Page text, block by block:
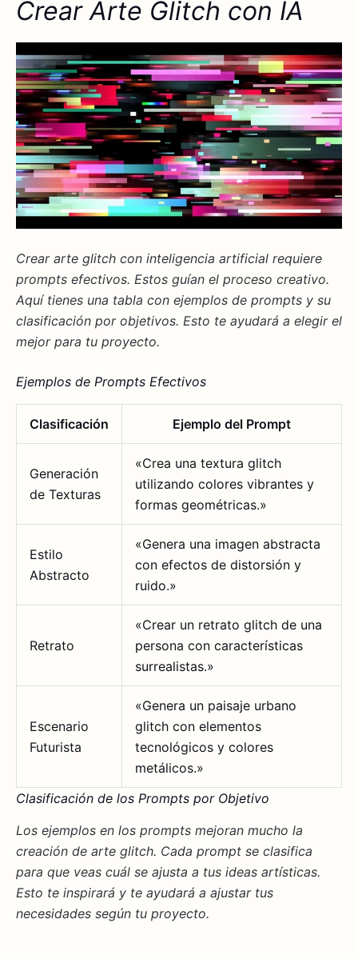
Crear Arte Glitch con IA
Crear arte glitch con inteligencia artificial requiere
prompts efectivos. Estos guían el proceso creativo.
Aquí tienes una tabla con ejemplos de prompts y su
clasificación por objetivos. Esto te ayudará a elegir el
mejor para tu proyecto.
Ejemplos de Prompts Efectivos
Clasificación Ejemplo del Prompt
Generación
de Texturas
«Crea una textura glitch
utilizando colores vibrantes y
formas geométricas.»
Estilo
Abstracto
«Genera una imagen abstracta
con efectos de distorsión y
ruido.»
Retrato
«Crear un retrato glitch de una
persona con características
surrealistas.»
Escenario
Futurista
«Genera un paisaje urbano
glitch con elementos
tecnológicos y colores
metálicos.»
Clasificación de los Prompts por Objetivo
Los ejemplos en los prompts mejoran mucho la
creación de arte glitch. Cada prompt se clasifica
para que veas cuál se ajusta a tus ideas artísticas.
Esto te inspirará y te ayudará a ajustar tus
necesidades según tu proyecto.